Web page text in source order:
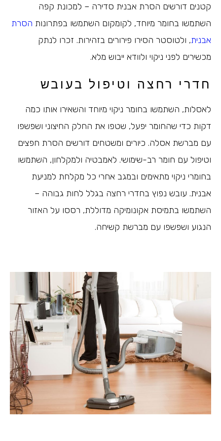
קטנים דורשים הסרת אבנית סדירה – למכונת קפה
השתמשו בחומר מיוחד, לקומקום השתמשו בפתרונות הסרת
אבנית, ולטוסטר הסירו פירורים בזהירות. זכרו לנתק
מכשירים לפני ניקוי ולוודא ייבוש מלא.
חדרי רחצה וטיפול בעובש
לאסלות, השתמשו בחומר ניקוי מיוחד והשאירו אותו כמה
דקות כדי שהחומר יפעל, שטפו את החלק החיצוני ושפשפו
עם מברשת אסלה. כיורים ומשטחים דורשים הסרת חפצים
וטיפול עם חומר רב-שימושי. לאמבטיה ולמקלחון, השתמשו
בחומרי ניקוי מתאימים ובמגב אחרי כל מקלחת למניעת
אבנית. עובש נפוץ בחדרי רחצה בגלל לחות גבוהה –
השתמשו בתמיסת אקונומיקה מדוללת, רססו על האזור
הנגוע ושפשפו עם מברשת קשיחה.